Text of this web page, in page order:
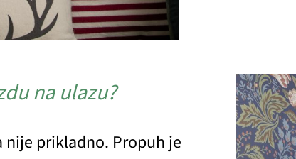
na ulazu?
nije prikladno. Propuh je